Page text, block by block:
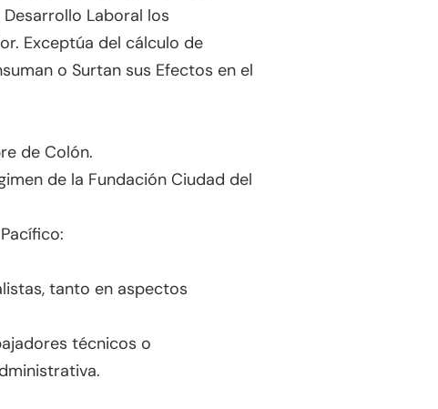
Laboral los
Exceptúa del cálculo de
o Surtan sus Efectos en el
de Colón.
de la Fundación Ciudad del
tanto en aspectos
técnicos o